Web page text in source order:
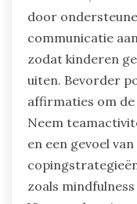
kracht
praktijken
omgeving die
koestert.
Wat zijn de
voor het